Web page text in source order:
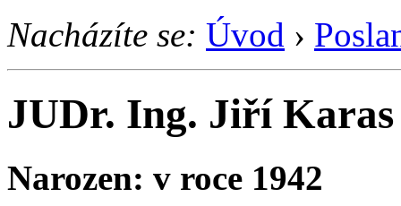
Nacházíte se: Úvod ›
JUDr. Ing. Jiří Karas
Narozen: v roce 1942